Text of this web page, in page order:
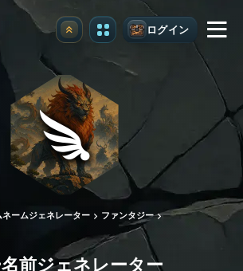
アップグレード ログイン
ネームジェネレーター ファンタジー
前ジェネレーター